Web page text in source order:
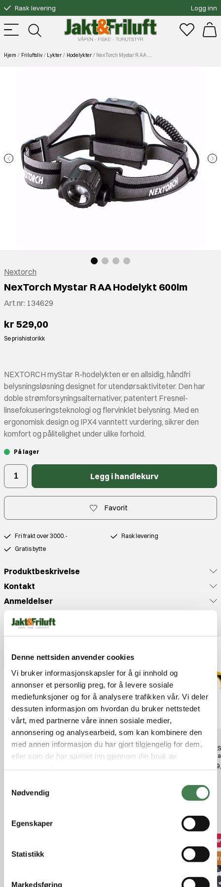
Denne nettsiden anvender cookies
Vi bruker informasjonskapsler for å gi innhold og
annonser et personlig preg, for å levere sosiale
mediefunksjoner og for å analysere trafikken vår. Vi deler
dessuten informasjon om hvordan du bruker nettstedet
vårt, med partnerne våre innen sosiale medier,
annonsering og analysearbeid, som kan kombinere den
med annen informasjon du har gjort tilgjengelig for dem,
eller som de har samlet inn gjennom din bruk av
Nødvendig
Egenskaper
Statistikk
Markedsføring
Rask levering
Gratis bytte
Fri frakt over 3000.-
Logg inn
Hjem Friluftsliv Lykter Hodelykter NexTorch Mystar R AA Hodelykt 600lm
Nextorch
NexTorch Mystar R AA Hodelykt 600lm
Art.nr: 134629
kr 529,00
Se prishistorikk
NEXTORCH myStar R-hodelykten er en allsidig, håndfri
belysningsløsning designet for utendørsaktiviteter. Den har
doble strømforsyningsalternativer, patentert Fresnel-
linsefokuseringsteknologi og flervinklet belysning. Med en
ergonomisk design og IPX4 vanntett vurdering, sikrer den
komfort og pålitelighet under ulike forhold.
På lager
Legg i handlekurv
Favorit
Fri frakt over 3000.-
Rask levering
Gratis bytte
Produktbeskrivelse
Kontakt
Anmeldelser
Populære produkter
J&F PRIS
Norma Range & Training 6,5x55
8,0g / 124gr 800m/s, FMJ
kr 14,90
J&F PRIS
Norma Oryx 6,5X55 10,1 g / 156
gr
kr 49,90
kr